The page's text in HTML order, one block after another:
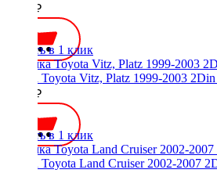
2700 ₽
Купить в 1 клик
Рамка Toyota Vitz, Platz 1999-2003 2Din
2300 ₽
Купить в 1 клик
Рамка Toyota Land Cruiser 2002-2007